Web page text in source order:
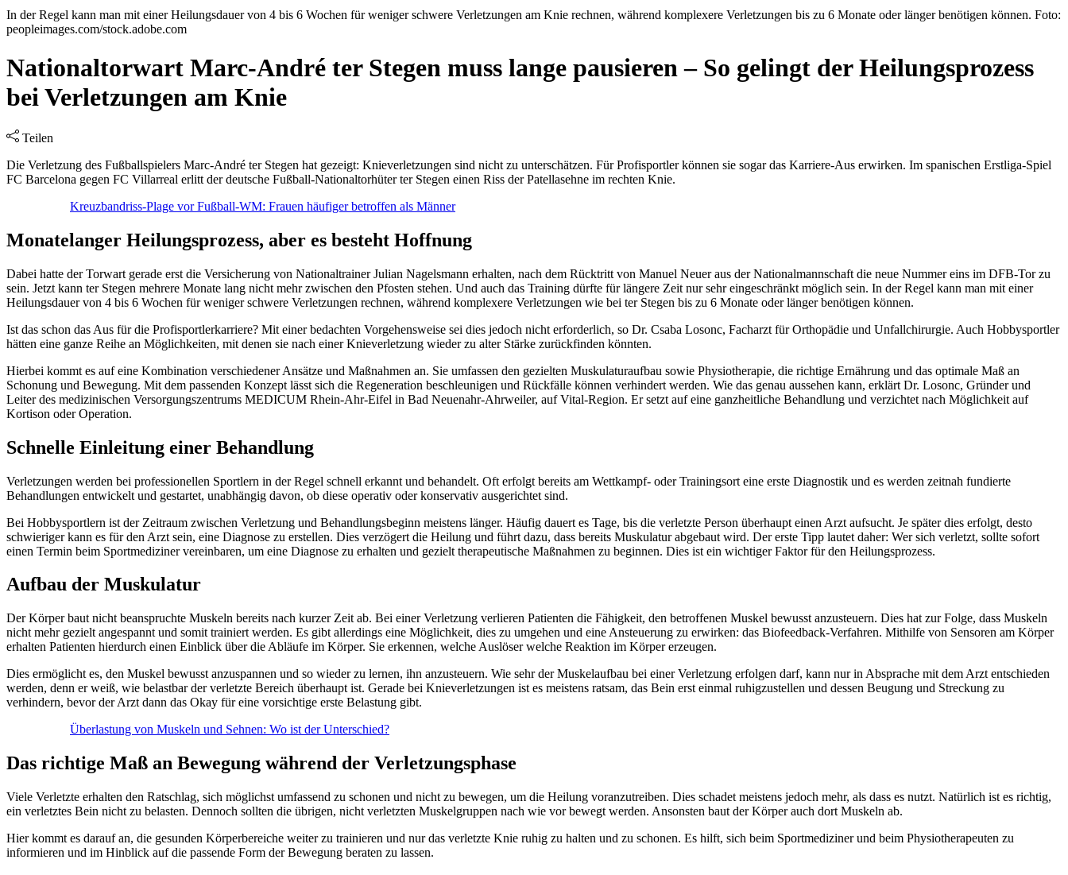
In der Regel kann man mit einer Heilungsdauer von 4 bis 6 Wochen für weniger schwere Verletzungen am Knie rechnen, während komplexere Verletzungen bis zu 6 Monate oder länger benötigen können. Foto:
peopleimages.com/stock.adobe.com
Nationaltorwart Marc-André ter Stegen muss lange pausieren – So gelingt der Heilungsprozess
bei Verletzungen am Knie
Teilen
Die Verletzung des Fußballspielers Marc-André ter Stegen hat gezeigt: Knieverletzungen sind nicht zu unterschätzen. Für Profisportler können sie sogar das Karriere-Aus erwirken. Im spanischen Erstliga-Spiel
FC Barcelona gegen FC Villarreal erlitt der deutsche Fußball-Nationaltorhüter ter Stegen einen Riss der Patellasehne im rechten Knie.
Kreuzbandriss-Plage vor Fußball-WM: Frauen häufiger betroffen als Männer
Monatelanger Heilungsprozess, aber es besteht Hoffnung
Dabei hatte der Torwart gerade erst die Versicherung von Nationaltrainer Julian Nagelsmann erhalten, nach dem Rücktritt von Manuel Neuer aus der Nationalmannschaft die neue Nummer eins im DFB-Tor zu
sein. Jetzt kann ter Stegen mehrere Monate lang nicht mehr zwischen den Pfosten stehen. Und auch das Training dürfte für längere Zeit nur sehr eingeschränkt möglich sein. In der Regel kann man mit einer
Heilungsdauer von 4 bis 6 Wochen für weniger schwere Verletzungen rechnen, während komplexere Verletzungen wie bei ter Stegen bis zu 6 Monate oder länger benötigen können.
Ist das schon das Aus für die Profisportlerkarriere? Mit einer bedachten Vorgehensweise sei dies jedoch nicht erforderlich, so Dr. Csaba Losonc, Facharzt für Orthopädie und Unfallchirurgie. Auch Hobbysportler
hätten eine ganze Reihe an Möglichkeiten, mit denen sie nach einer Knieverletzung wieder zu alter Stärke zurückfinden könnten.
Hierbei kommt es auf eine Kombination verschiedener Ansätze und Maßnahmen an. Sie umfassen den gezielten Muskulaturaufbau sowie Physiotherapie, die richtige Ernährung und das optimale Maß an
Schonung und Bewegung. Mit dem passenden Konzept lässt sich die Regeneration beschleunigen und Rückfälle können verhindert werden. Wie das genau aussehen kann, erklärt Dr. Losonc, Gründer und
Leiter des medizinischen Versorgungszentrums MEDICUM Rhein-Ahr-Eifel in Bad Neuenahr-Ahrweiler, auf Vital-Region. Er setzt auf eine ganzheitliche Behandlung und verzichtet nach Möglichkeit auf
Kortison oder Operation.
Schnelle Einleitung einer Behandlung
Verletzungen werden bei professionellen Sportlern in der Regel schnell erkannt und behandelt. Oft erfolgt bereits am Wettkampf- oder Trainingsort eine erste Diagnostik und es werden zeitnah fundierte
Behandlungen entwickelt und gestartet, unabhängig davon, ob diese operativ oder konservativ ausgerichtet sind.
Bei Hobbysportlern ist der Zeitraum zwischen Verletzung und Behandlungsbeginn meistens länger. Häufig dauert es Tage, bis die verletzte Person überhaupt einen Arzt aufsucht. Je später dies erfolgt, desto
schwieriger kann es für den Arzt sein, eine Diagnose zu erstellen. Dies verzögert die Heilung und führt dazu, dass bereits Muskulatur abgebaut wird. Der erste Tipp lautet daher: Wer sich verletzt, sollte sofort
einen Termin beim Sportmediziner vereinbaren, um eine Diagnose zu erhalten und gezielt therapeutische Maßnahmen zu beginnen. Dies ist ein wichtiger Faktor für den Heilungsprozess.
Aufbau der Muskulatur
Der Körper baut nicht beanspruchte Muskeln bereits nach kurzer Zeit ab. Bei einer Verletzung verlieren Patienten die Fähigkeit, den betroffenen Muskel bewusst anzusteuern. Dies hat zur Folge, dass Muskeln
nicht mehr gezielt angespannt und somit trainiert werden. Es gibt allerdings eine Möglichkeit, dies zu umgehen und eine Ansteuerung zu erwirken: das Biofeedback-Verfahren. Mithilfe von Sensoren am Körper
erhalten Patienten hierdurch einen Einblick über die Abläufe im Körper. Sie erkennen, welche Auslöser welche Reaktion im Körper erzeugen.
Dies ermöglicht es, den Muskel bewusst anzuspannen und so wieder zu lernen, ihn anzusteuern. Wie sehr der Muskelaufbau bei einer Verletzung erfolgen darf, kann nur in Absprache mit dem Arzt entschieden
werden, denn er weiß, wie belastbar der verletzte Bereich überhaupt ist. Gerade bei Knieverletzungen ist es meistens ratsam, das Bein erst einmal ruhigzustellen und dessen Beugung und Streckung zu
verhindern, bevor der Arzt dann das Okay für eine vorsichtige erste Belastung gibt.
Überlastung von Muskeln und Sehnen: Wo ist der Unterschied?
Das richtige Maß an Bewegung während der Verletzungsphase
Viele Verletzte erhalten den Ratschlag, sich möglichst umfassend zu schonen und nicht zu bewegen, um die Heilung voranzutreiben. Dies schadet meistens jedoch mehr, als dass es nutzt. Natürlich ist es richtig,
ein verletztes Bein nicht zu belasten. Dennoch sollten die übrigen, nicht verletzten Muskelgruppen nach wie vor bewegt werden. Ansonsten baut der Körper auch dort Muskeln ab.
Hier kommt es darauf an, die gesunden Körperbereiche weiter zu trainieren und nur das verletzte Knie ruhig zu halten und zu schonen. Es hilft, sich beim Sportmediziner und beim Physiotherapeuten zu
informieren und im Hinblick auf die passende Form der Bewegung beraten zu lassen.